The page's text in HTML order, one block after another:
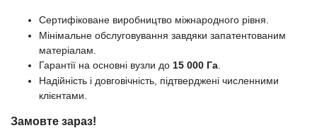
Сертифіковане виробництво міжнародного рівня.
Мінімальне обслуговування завдяки запатентованим
матеріалам.
Гарантії на основні вузли до 15 000 Га
Надійність і довговічність, підтверджені численними
клієнтами.
Замовте зараз!